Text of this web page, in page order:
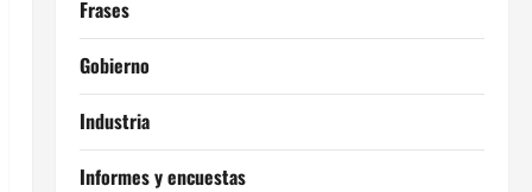
Frases
Gobierno
Industria
Informes y encuestas